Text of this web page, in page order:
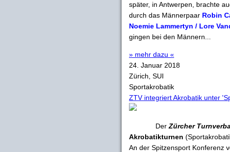
später, in Antwerpen, brachte
durch das Männerpaar Robin
Noemie Lammertyn / Lore
gingen bei den Männern...
» mehr dazu «
24. Januar 2018
Zürich, SUI
Sportakrobatik
ZTV integriert Akrobatik unter
Der Zürcher
Akrobatikturnen
An der Spitzensport Konferenz